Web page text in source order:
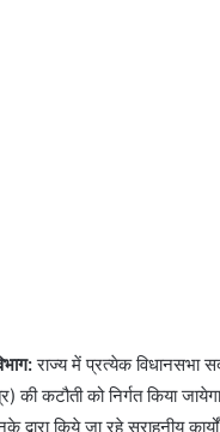
राज्य में प्रत्येक विधानसभा
की कटौती को निर्गत किया
द्वारा किये जा रहे सराहनीय